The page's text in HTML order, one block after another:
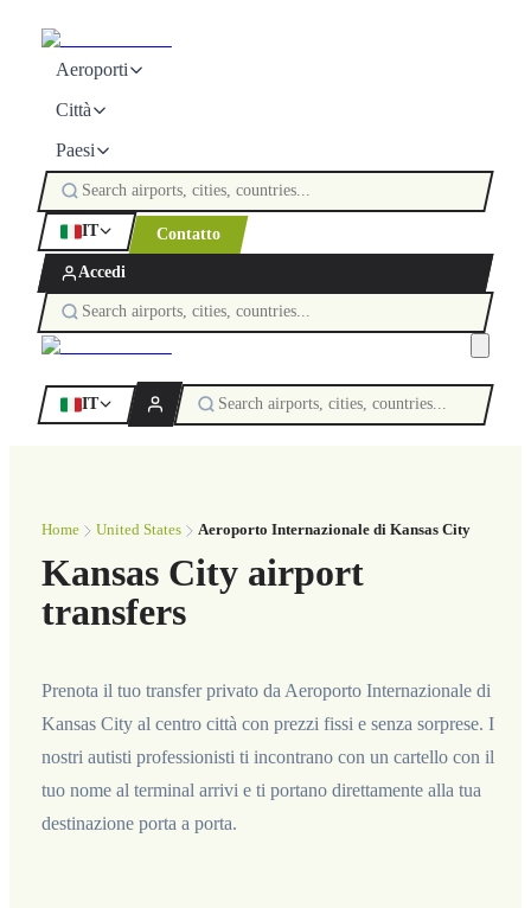
Aeroporti
Città
Paesi
IT Contatto
Accedi
IT
Home United States Aeroporto Internazionale di Kansas City
Kansas City airport
transfers
Prenota il tuo transfer privato da Aeroporto Internazionale di
Kansas City al centro città con prezzi fissi e senza sorprese. I
nostri autisti professionisti ti incontrano con un cartello con il
tuo nome al terminal arrivi e ti portano direttamente alla tua
destinazione porta a porta.